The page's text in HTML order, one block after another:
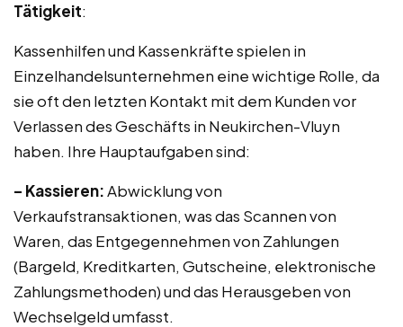
Tätigkeit:
Kassenhilfen und Kassenkräfte spielen in
Einzelhandelsunternehmen eine wichtige Rolle, da
sie oft den letzten Kontakt mit dem Kunden vor
Verlassen des Geschäfts in Neukirchen-Vluyn
haben. Ihre Hauptaufgaben sind:
– Kassieren:Abwicklung von
Verkaufstransaktionen, was das Scannen von
Waren, das Entgegennehmen von Zahlungen
(Bargeld, Kreditkarten, Gutscheine, elektronische
Zahlungsmethoden) und das Herausgeben von
Wechselgeld umfasst.